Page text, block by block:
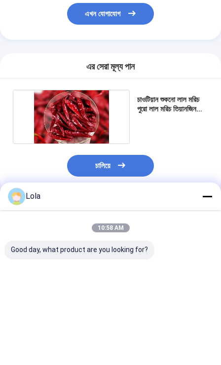
এখন যোগাযোগ
এর সেরা মূল্য পান
চাওটিয়ান শুকনো লাল মরিচ
পুরো লাল মরিচ তিয়ানজিন
চালিয়ে
প্রস্তাবিত পণ্য
Lola
10:58 AM
Good day, what product are you looking for?